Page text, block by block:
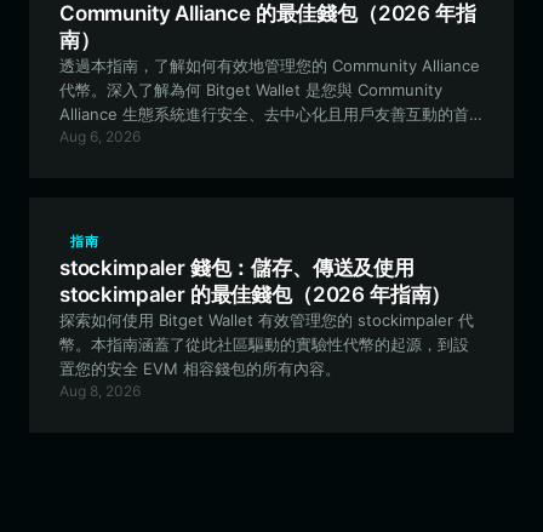
Community Alliance 的最佳錢包（2026 年指
南）
透過本指南，了解如何有效地管理您的 Community Alliance
代幣。深入了解為何 Bitget Wallet 是您與 Community
Alliance 生態系統進行安全、去中心化且用戶友善互動的首
選。
Aug 6, 2026
指南
stockimpaler 錢包：儲存、傳送及使用
stockimpaler 的最佳錢包（2026 年指南）
探索如何使用 Bitget Wallet 有效管理您的 stockimpaler 代
幣。本指南涵蓋了從此社區驅動的實驗性代幣的起源，到設
置您的安全 EVM 相容錢包的所有內容。
Aug 8, 2026